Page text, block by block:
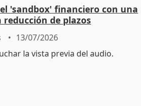
'sandbox' financiero con una
reducción de plazos
13/07/2026